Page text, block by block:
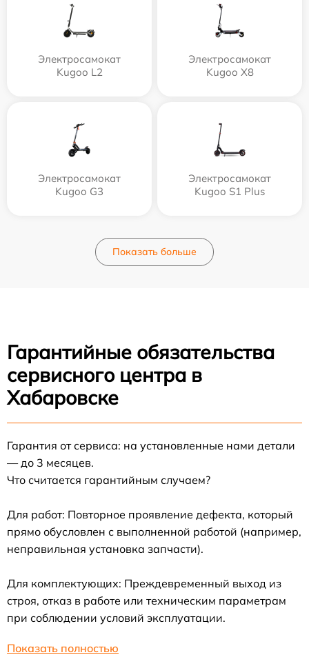
Электросамокат
Kugoo L2
Электросамокат
Kugoo X8
Электросамокат
Kugoo G3
Электросамокат
Kugoo S1 Plus
Показать больше
Гарантийные обязательства
сервисного центра в
Хабаровске
Гарантия от сервиса: на установленные нами детали
— до 3 месяцев.
Что считается гарантийным случаем?
Для работ: Повторное проявление дефекта, который
прямо обусловлен с выполненной работой (например,
неправильная установка запчасти).
Для комплектующих: Преждевременный выход из
строя, отказ в работе или техническим параметрам
при соблюдении условий эксплуатации.
Показать полностью